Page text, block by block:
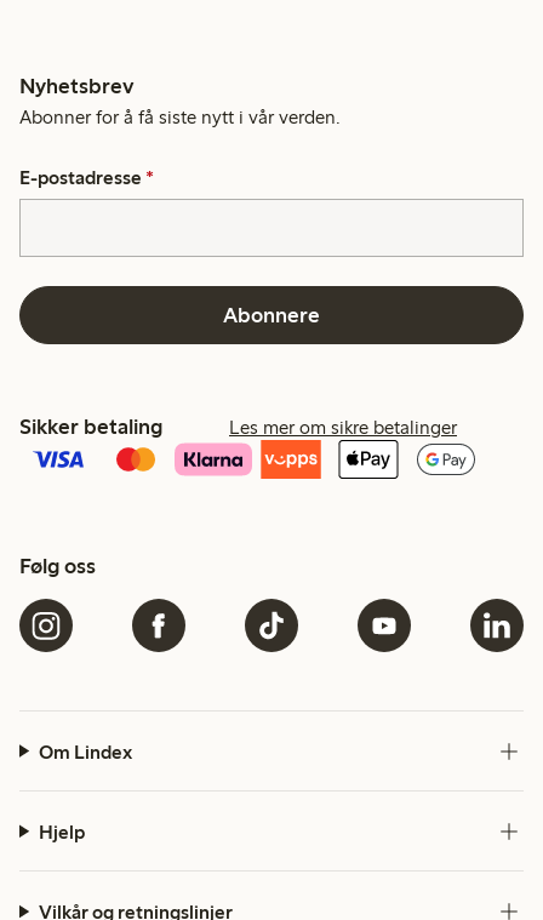
Nyhetsbrev
Abonner for å få siste nytt i vår verden.
E-postadresse *
Abonnere
Sikker betaling Les mer om sikre betalinger
Følg oss
Om Lindex
Hjelp
Vilkår og retningslinjer